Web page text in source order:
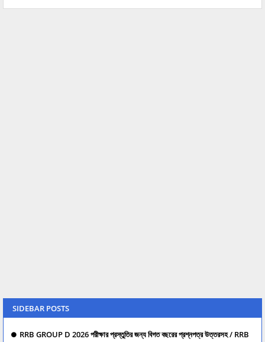
SIDEBAR POSTS
RRB GROUP D 2026 পরীক্ষার প্রস্তুতির জন্য বিগত বছরের প্রশ্নপত্র উত্তরসহ / RRB